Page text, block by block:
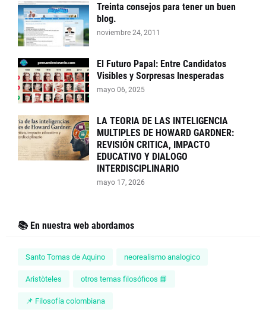
Treinta consejos para tener un buen
blog.
noviembre 24, 2011
El Futuro Papal: Entre Candidatos
Visibles y Sorpresas Inesperadas
mayo 06, 2025
LA TEORIA DE LAS INTELIGENCIA
MULTIPLES DE HOWARD GARDNER:
REVISIÓN CRITICA, IMPACTO
EDUCATIVO Y DIALOGO
INTERDISCIPLINARIO
mayo 17, 2026
📚 En nuestra web abordamos
Santo Tomas de Aquino neorealismo analogico
Aristòteles otros temas filosóficos 📘
📌 Filosofía colombiana